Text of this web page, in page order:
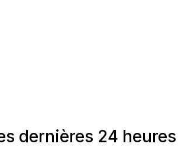
dernières 24